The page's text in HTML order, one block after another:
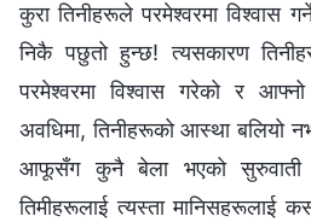
कुरा तिनीहरूले परमेश्‍वरमा विश्‍वास
निकै पछुतो हुन्छ! त्यसकारण
परमेश्‍वरमा विश्‍वास गरेको र आफ्नो
अवधिमा, तिनीहरूको आस्था बलियो
आफूसँग कुनै बेला भएको सुरुवाती
तिमीहरूलाई त्यस्ता मानिसहरूलाई